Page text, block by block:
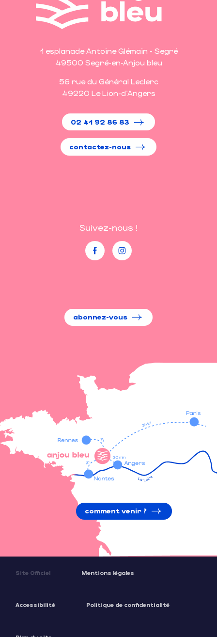
1 esplanade Antoine Glémain - Segré
49500 Segré-en-Anjou bleu
56 rue du Général Leclerc
49220 Le Lion-d'Angers
02 41 92 86 83
contactez-nous
Suivez-nous !
abonnez-vous
comment venir ?
Site Officiel Mentions légales
Accessibilité Politique de confidentialité